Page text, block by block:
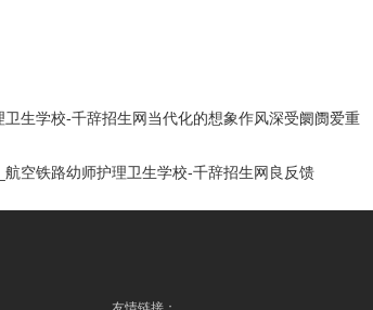
生学校-千辞招生网当代化的想象作风深受阛阓爱重
空铁路幼师护理卫生学校-千辞招生网良反馈